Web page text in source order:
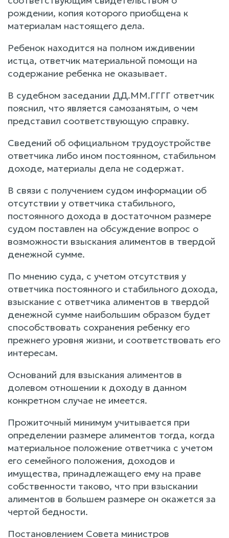
рождении, копия которого приобщена к
материалам настоящего дела.
Ребенок находится на полном иждивении
истца, ответчик материальной помощи на
содержание ребенка не оказывает.
В судебном заседании ДД.ММ.ГГГГ ответчик
пояснил, что является самозанятым, о чем
представил соответствующую справку.
Сведений об официальном трудоустройстве
ответчика либо ином постоянном, стабильном
доходе, материалы дела не содержат.
В связи с получением судом информации об
отсутствии у ответчика стабильного,
постоянного дохода в достаточном размере
судом поставлен на обсуждение вопрос о
возможности взыскания алиментов в твердой
денежной сумме.
По мнению суда, с учетом отсутствия у
ответчика постоянного и стабильного дохода,
взыскание с ответчика алиментов в твердой
денежной сумме наибольшим образом будет
способствовать сохранения ребенку его
прежнего уровня жизни, и соответствовать его
интересам.
Оснований для взыскания алиментов в
долевом отношении к доходу в данном
конкретном случае не имеется.
Прожиточный минимум учитывается при
определении размере алиментов тогда, когда
материальное положение ответчика с учетом
его семейного положения, доходов и
имущества, принадлежащего ему на праве
собственности таково, что при взыскании
алиментов в большем размере он окажется за
чертой бедности.
Постановлением Совета министров